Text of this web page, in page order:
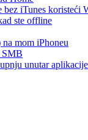
bez iTunes koristeći
ste offline
mom iPhoneu
SMB
unutar